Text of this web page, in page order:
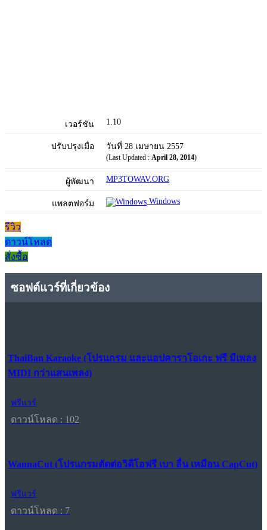
เวอร์ชัน 1.10
ปรับปรุงเมื่อ วันที่ 28 เมษายน 2557
(Last Updated : April 28, 2014)
ผู้พัฒนา MP3TOWAV.ORG
แพลตฟอร์ม Windows
รีวิว
ดาวน์โหลด
สั่งซื้อ
ซอฟต์แวร์ที่เกี่ยวข้อง
ThaiBan Karaoke (โปรแกรม และแอปคาราโอเกะ ฟรี มีเพลง
MIDI กว่าแสนเพลง)
ฟรีแวร์
ดาวน์โหลด : 102
WannaCut (โปรแกรมตัดต่อวิดีโอฟรี เบา ลื่น เหมือน CapCut)
ฟรีแวร์
ดาวน์โหลด : 7